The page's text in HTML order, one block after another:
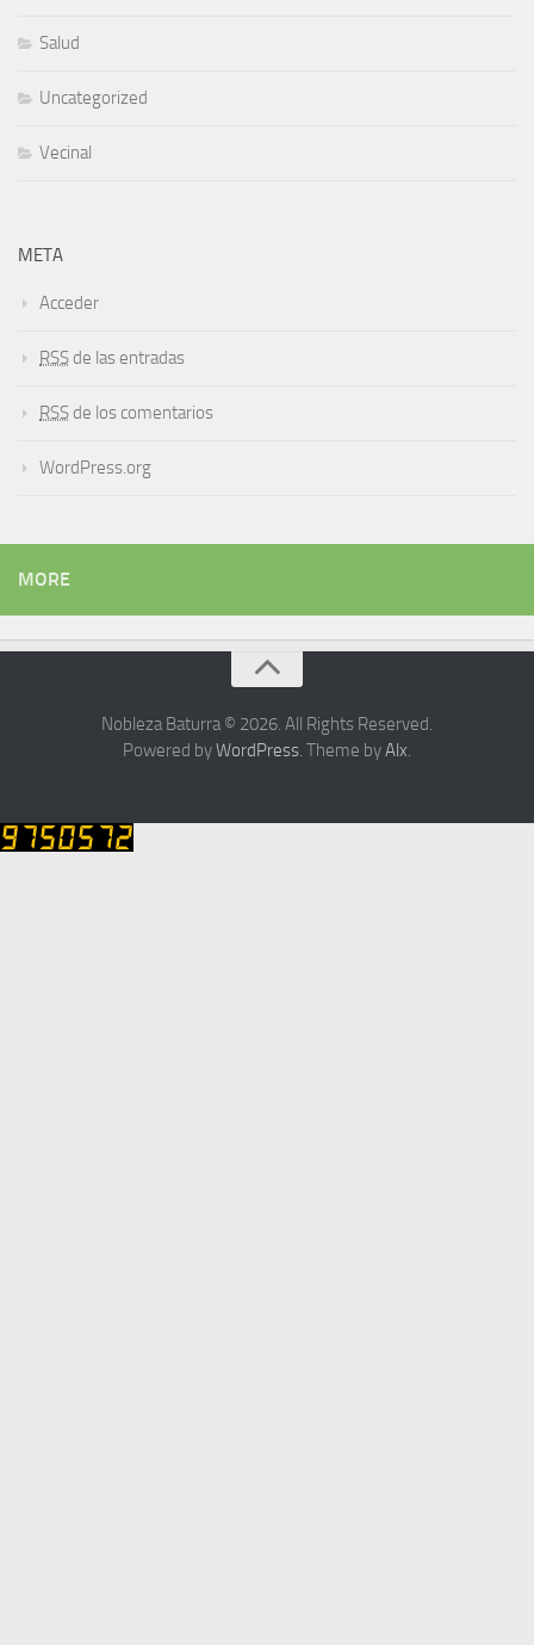
Salud
Uncategorized
Vecinal
META
Acceder
RSS de las entradas
RSS de los comentarios
WordPress.org
MORE
Nobleza Baturra © 2026. All Rights Reserved.
Powered byWordPress. Theme byAlx.